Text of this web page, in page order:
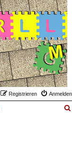
Anmelden
Registrieren